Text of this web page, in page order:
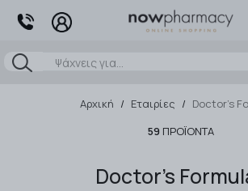
Αναζήτηση
Αρχική / Εταιρίες / Doctor's
59 ΠΡΟΪΌΝΤΑ
Doctor's